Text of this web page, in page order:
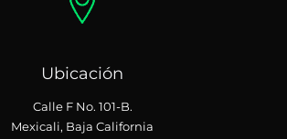
Ubicación
Calle F No. 101-B.
Mexicali, Baja California